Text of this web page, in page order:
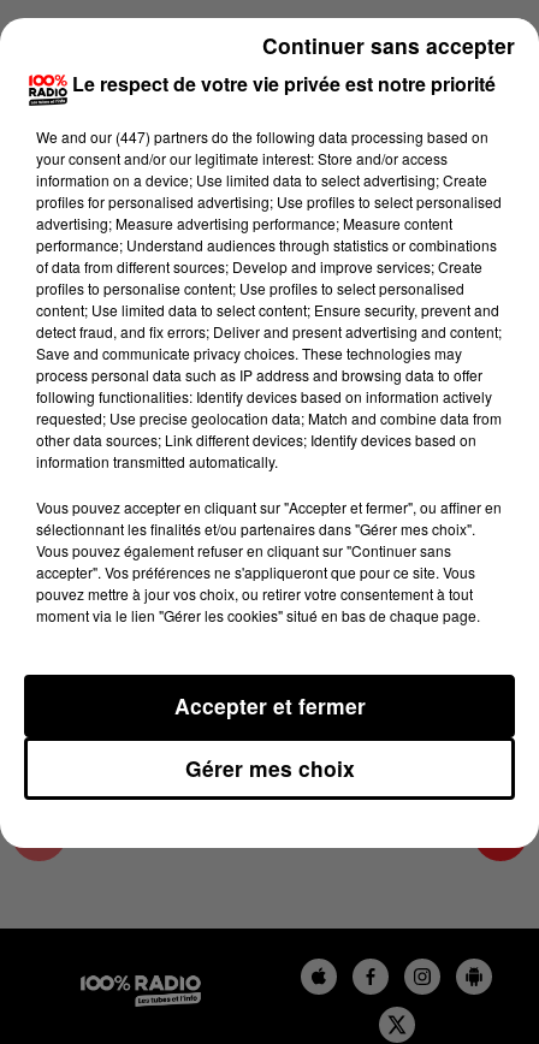
Lecture (1 min 13 sec)
100%
100% Radio l'agenda du Comminges
28 avril 2025 - 1 min 13 sec
L'AGENDA DU COMMINGES DU 28/04/2025 À
06H47
L'AGENDA DU COMMINGES
Le respect de votre vie privée est notre priorité
We and our (447) partnersdo the following data processing based on
your consent and/or our legitimate interest: Store and/or access
information on a device; Use limited data to select advertising; Create
profiles for personalised advertising; Use profiles to select personalised
advertising; Measure advertising performance; Measure content
performance; Understand audiences through statistics or combinations
of data from different sources; Develop and improve services; Create
profiles to personalise content; Use profiles to select personalised
content; Use limited data to select content; Ensure security, prevent and
detect fraud, and fix errors; Deliver and present advertising and content;
Save and communicate privacy choices. These technologies may
process personal data such as IP address and browsing data to offer
following functionalities: Identify devices based on information actively
requested; Use precise geolocation data; Match and combine data from
other data sources; Link different devices; Identify devices based on
information transmitted automatically.
Vous pouvez accepter en cliquant sur "Accepter et fermer", ou affiner en
sélectionnant les finalités et/ou partenaires dans "Gérer mes choix".
Vous pouvez également refuser en cliquant sur "Continuer sans
accepter". Vos préférences ne s'appliqueront que pour ce site. Vous
pouvez mettre à jour vos choix, ou retirer votre consentement à tout
moment via le lien "Gérer les cookies" situé en bas de chaque page.
Gérer mes choix
Accepter et fermer
Continuer sans accepter